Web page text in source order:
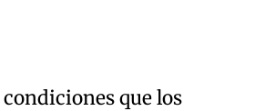
condiciones que los